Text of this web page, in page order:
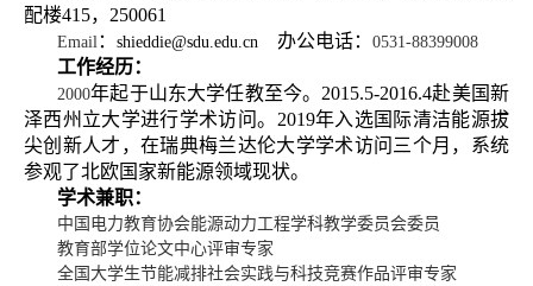
配楼415， 250061
Email ： shieddie@sdu.edu.cn 办公电话： 0531-88399008
工作经历：
2000年起于山东大学任教至今。 2015.5-2016.4赴美国新
泽西州立大学进行学术访问。 2019年入选国际清洁能源拔
尖创新人才，在瑞典梅兰达伦大学学术访问三个月，系统
参观了北欧国家新能源领域现状。
学术兼职：
中国电力教育协会能源动力工程学科教学委员会委员
教育部学位论文中心评审专家
全国大学生节能减排社会实践与科技竞赛作品评审专家